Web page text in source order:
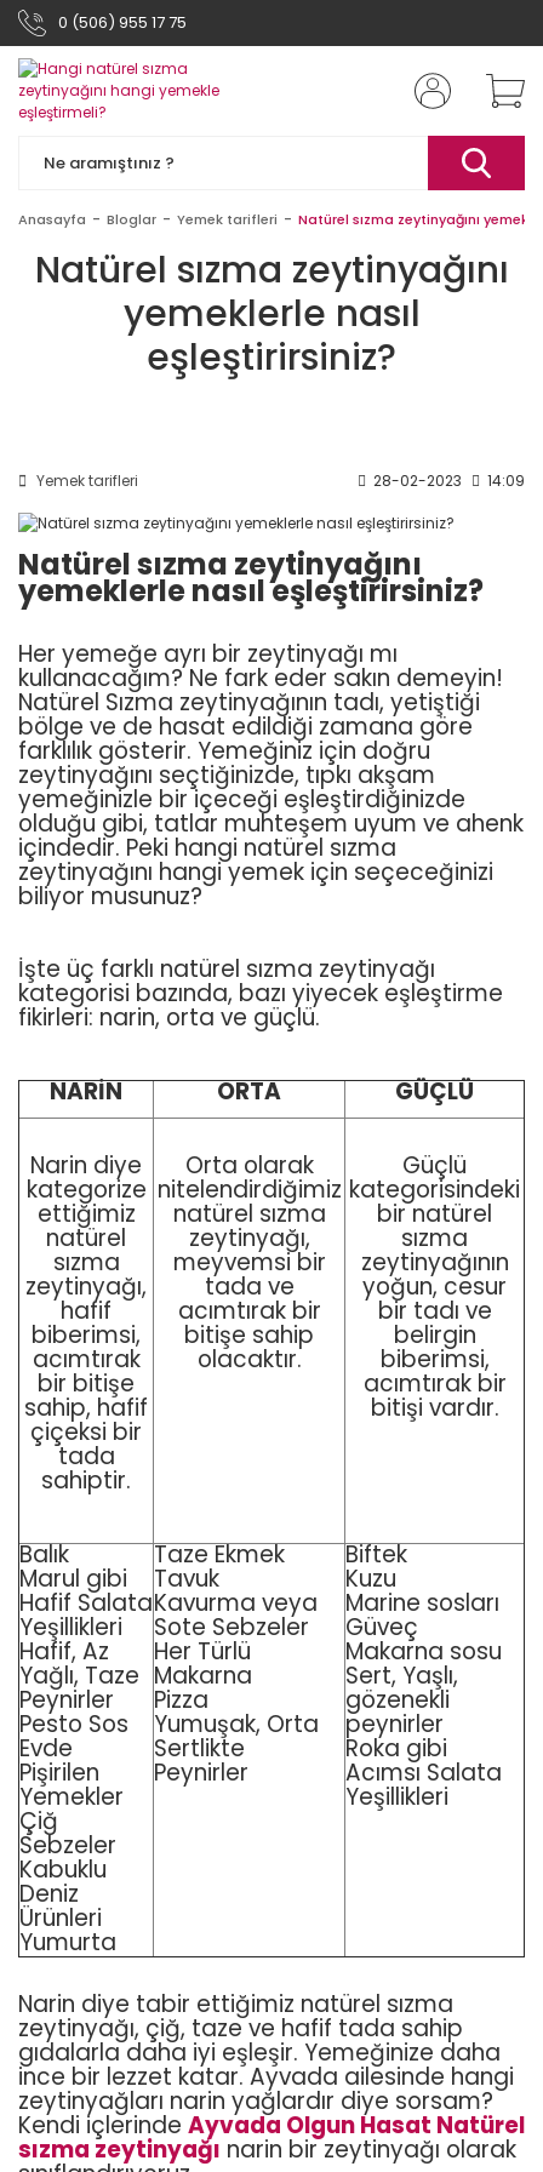
0 (506) 955 17 75
Anasayfa Bloglar Yemek tarifleri Natürel sızma zeytinyağını
Natürel sızma zeytinyağını
yemeklerle nasıl
eşleştirirsiniz?
Yemek tarifleri 28-02-2023 14:09
Natürel sızma zeytinyağını
yemeklerle nasıl eşleştirirsiniz?
Her yemeğe ayrı bir zeytinyağı mı
kullanacağım? Ne fark eder sakın demeyin!
Natürel Sızma zeytinyağının tadı, yetiştiği
bölge ve de hasat edildiği zamana göre
farklılık gösterir. Yemeğiniz için doğru
zeytinyağını seçtiğinizde, tıpkı akşam
yemeğinizle bir içeceği eşleştirdiğinizde
olduğu gibi, tatlar muhteşem uyum ve ahenk
içindedir. Peki hangi natürel sızma
zeytinyağını hangi yemek için seçeceğinizi
biliyor musunuz?
İşte üç farklı natürel sızma zeytinyağı
kategorisi bazında, bazı yiyecek eşleştirme
fikirleri: narin, orta ve güçlü.
NARİN ORTA GÜÇLÜ
Narin diye
kategorize
ettiğimiz
natürel
sızma
zeytinyağı,
hafif
biberimsi,
acımtırak
bir bitişe
sahip, hafif
çiçeksi bir
tada
sahiptir.
Orta olarak
nitelendirdiğimiz
natürel sızma
zeytinyağı,
meyvemsi bir
tada ve
acımtırak bir
bitişe sahip
olacaktır.
Güçlü
kategorisindeki
bir natürel
sızma
zeytinyağının
yoğun, cesur
bir tadı ve
belirgin
biberimsi,
acımtırak bir
bitişi vardır.
Balık
Marul gibi
Hafif Salata
Yeşillikleri
Hafif, Az
Yağlı, Taze
Peynirler
Pesto Sos
Evde
Pişirilen
Yemekler
Çiğ
Sebzeler
Kabuklu
Deniz
Ürünleri
Yumurta
Taze Ekmek
Tavuk
Kavurma veya
Sote Sebzeler
Her Türlü
Makarna
Pizza
Yumuşak, Orta
Sertlikte
Peynirler
Biftek
Kuzu
Marine sosları
Güveç
Makarna sosu
Sert, Yaşlı,
gözenekli
peynirler
Roka gibi
Acımsı Salata
Yeşillikleri
Narin diye tabir ettiğimiz natürel sızma
zeytinyağı, çiğ, taze ve hafif tada sahip
gıdalarla daha iyi eşleşir. Yemeğinize daha
ince bir lezzet katar. Ayvada ailesinde hangi
zeytinyağları narin yağlardır diye sorsam?
Kendi içlerinde Ayvada Olgun Hasat Natürel
sızma zeytinyağı narin bir zeytinyağı olarak